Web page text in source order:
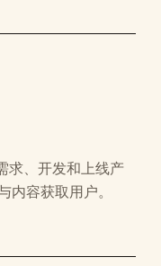
求、开发和上线产
内容获取用户。